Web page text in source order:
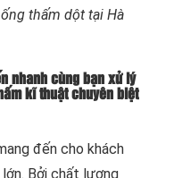
thấm dột tại Hà
nhanh cùng bạn xử lý
kĩ thuật chuyên biệt
đến cho khách
Bởi chất lượng